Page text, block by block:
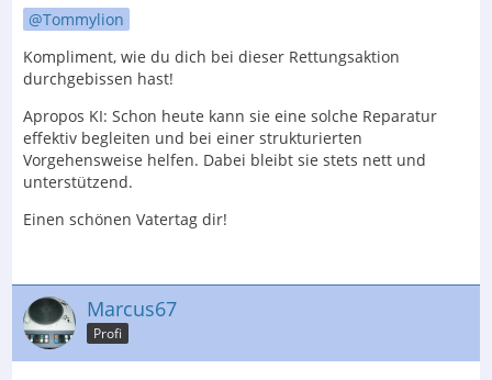
Tommylion
Kompliment, wie du dich bei dieser Rettungsaktion
durchgebissen hast!
Apropos KI: Schon heute kann sie eine solche Reparatur
effektiv begleiten und bei einer strukturierten
Vorgehensweise helfen. Dabei bleibt sie stets nett und
unterstützend.
Einen schönen Vatertag dir!
Marcus67
Profi